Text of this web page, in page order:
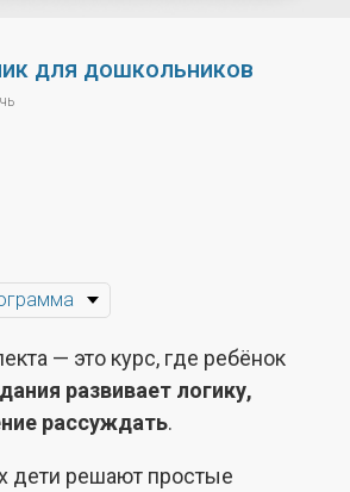
для дошкольников
— это курс, где ребёнок
развивает логику,
рассуждать.
дети решают простые